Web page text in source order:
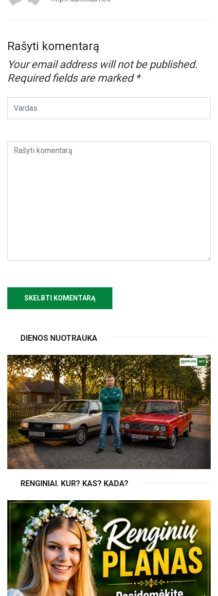
Rašyti komentarą
Your email address will not be published.
Required fields are marked *
DIENOS NUOTRAUKA
RENGINIAI. KUR? KAS? KADA?